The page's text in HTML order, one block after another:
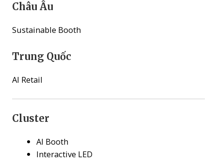
Châu Âu
Sustainable Booth
Trung Quốc
AI Retail
Cluster
AI Booth
Interactive LED